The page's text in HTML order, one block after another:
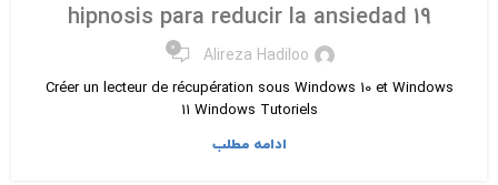
hipnosis para reducir la ansiedad 19
Alireza Hadiloo ۰
Créer un lecteur de récupération sous Windows 10 et Windows
11 Windows Tutoriels
ادامه مطلب